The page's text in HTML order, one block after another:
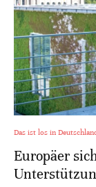
Das ist los in
Europäer